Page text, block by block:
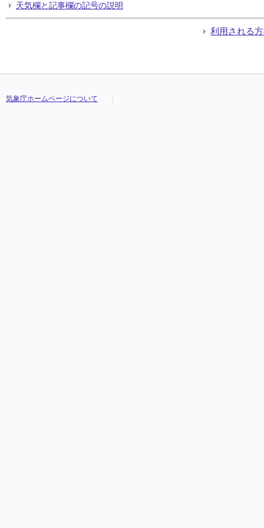
天気欄と記事欄の記号の説明
利用される
気象庁ホームページについて